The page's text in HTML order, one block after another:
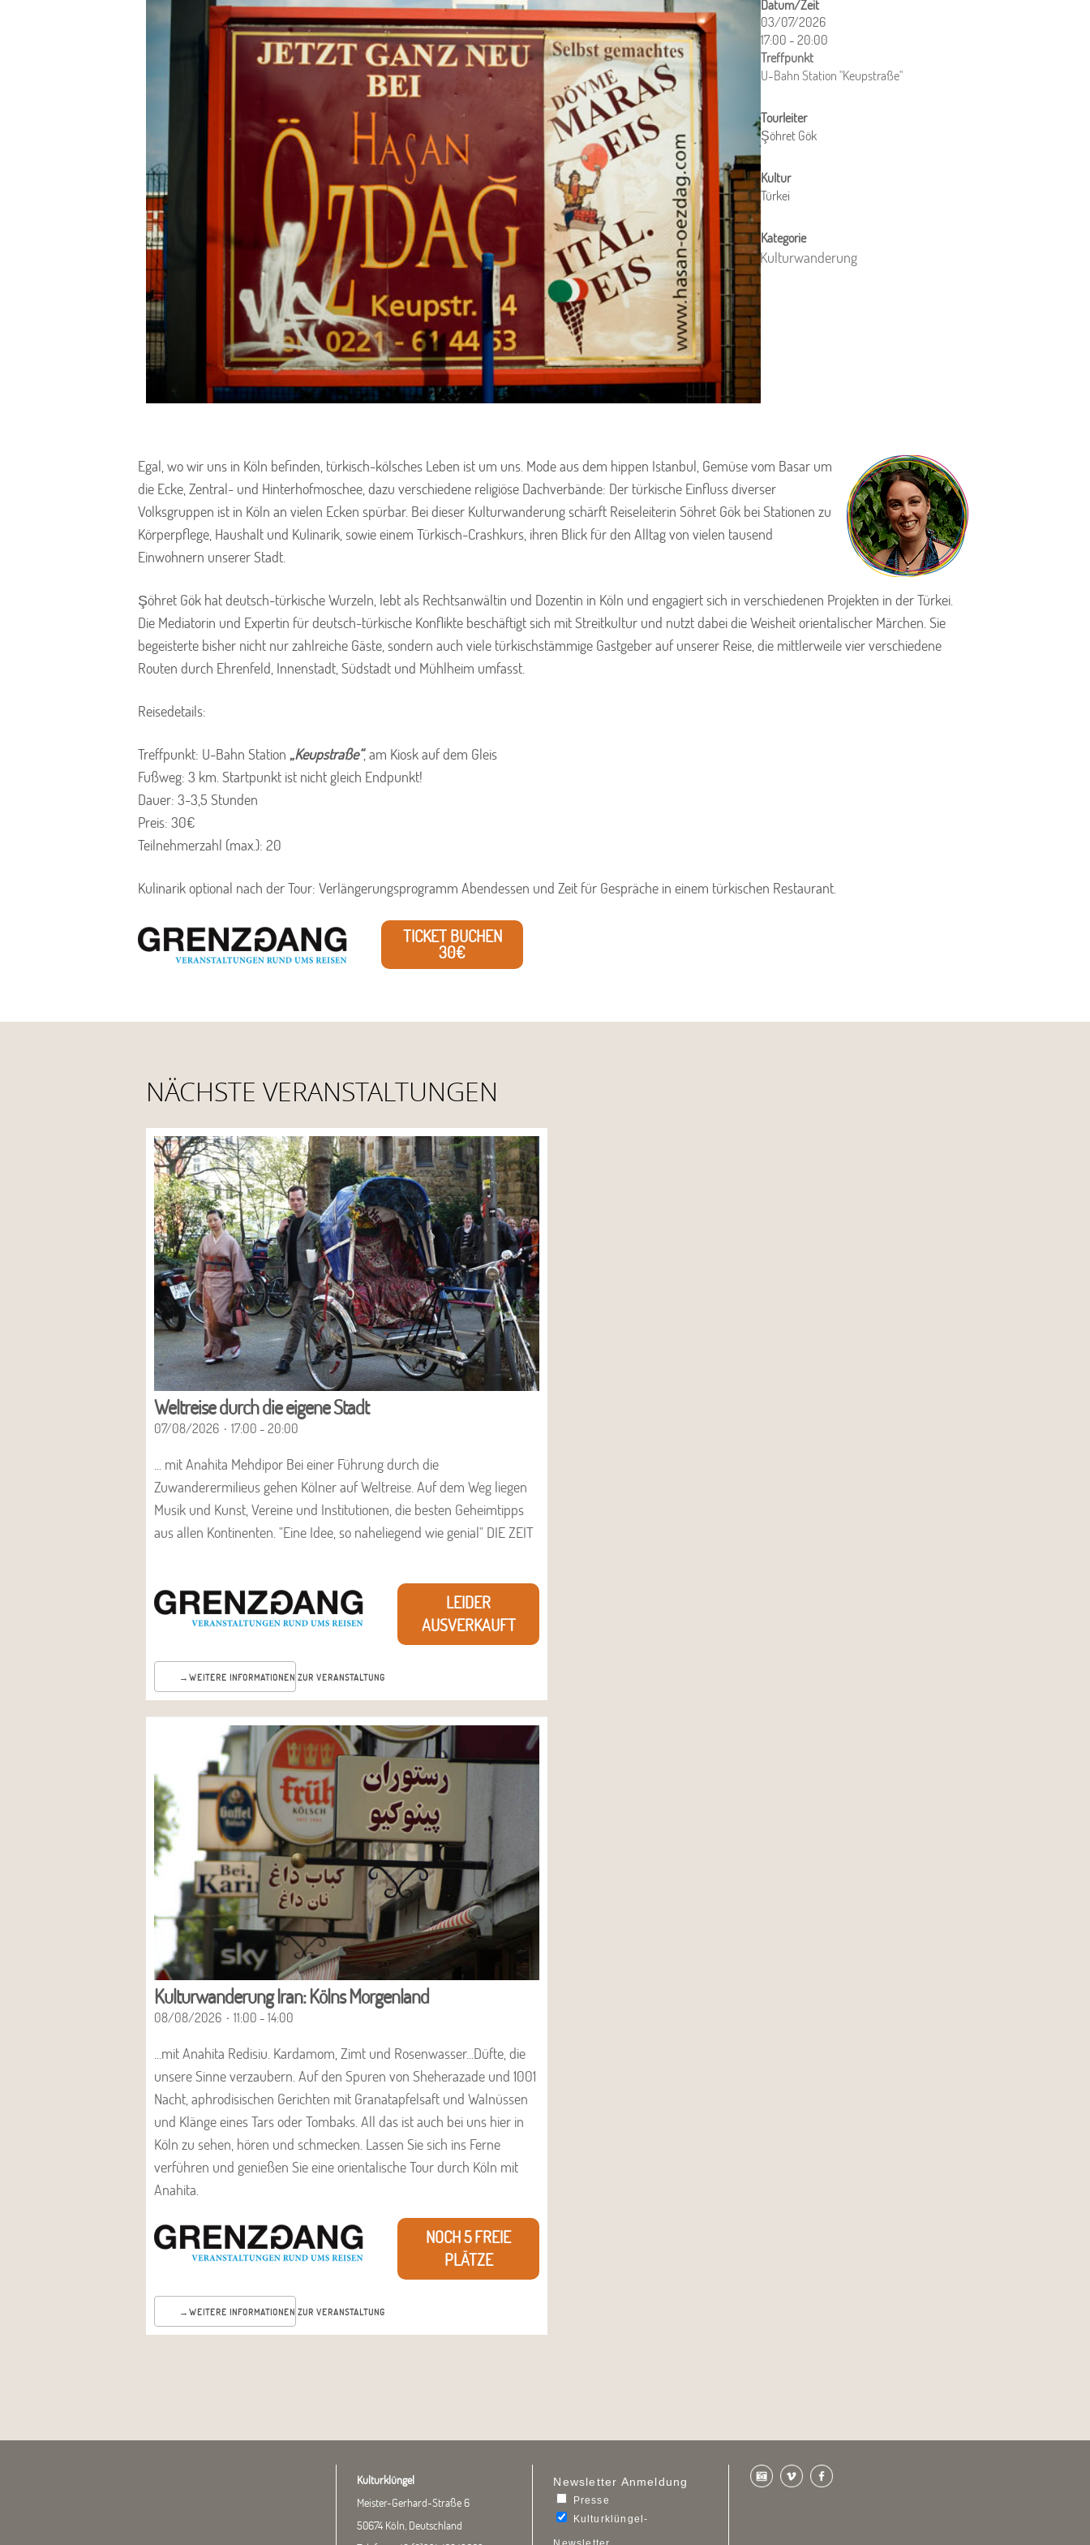
03/07/2026
17:00 - 20:00
ICS herunterladen
U-Bahn Station "Keupstraße"
Şöhret Gök
Türkei
Kulturwanderung
Egal, wo wir uns in Köln befinden, türkisch-kölsches Leben ist um uns. Mode aus dem hippen Istanbul, Gemüse vom Basar um
die Ecke, Zentral- und Hinterhofmoschee, dazu verschiedene religiöse Dachverbände: Der türkische Einfluss diverser
Volksgruppen ist in Köln an vielen Ecken spürbar. Bei dieser Kulturwanderung schärft Reiseleiterin Söhret Gök bei Stationen zu
Körperpflege, Haushalt und Kulinarik, sowie einem Türkisch-Crashkurs, ihren Blick für den Alltag von vielen tausend
Einwohnern unserer Stadt.
Şöhret Gök hat deutsch-türkische Wurzeln, lebt als Rechtsanwältin und Dozentin in Köln und engagiert sich in verschiedenen Projekten in der Türkei.
Die Mediatorin und Expertin für deutsch-türkische Konflikte beschäftigt sich mit Streitkultur und nutzt dabei die Weisheit orientalischer Märchen. Sie
begeisterte bisher nicht nur zahlreiche Gäste, sondern auch viele türkischstämmige Gastgeber auf unserer Reise, die mittlerweile vier verschiedene
Routen durch Ehrenfeld, Innenstadt, Südstadt und Mühlheim umfasst.
Reisedetails:
Treffpunkt: U-Bahn Station „Keupstraße“, am Kiosk auf dem Gleis
Fußweg: 3 km. Startpunkt ist nicht gleich Endpunkt!
Dauer: 3-3,5 Stunden
Preis: 30€
Teilnehmerzahl (max.): 20
Kulinarik optional nach der Tour: Verlängerungsprogramm Abendessen und Zeit für Gespräche in einem türkischen Restaurant.
TICKET BUCHEN
30€
NÄCHSTE VERANSTALTUNGEN
Weltreise durch die eigene Stadt
07/08/2026 17:00 - 20:00
... mit Anahita Mehdipor Bei einer Führung durch die
Zuwanderermilieus gehen Kölner auf Weltreise. Auf dem Weg liegen
Musik und Kunst, Vereine und Institutionen, die besten Geheimtipps
aus allen Kontinenten. "Eine Idee, so naheliegend wie genial" DIE ZEIT
LEIDER
AUSVERKAUFT
WEITERE INFORMATIONEN
Kulturwanderung Iran: Kölns Morgenland
08/08/2026 11:00 - 14:00
...mit Anahita Redisiu. Kardamom, Zimt und Rosenwasser...Düfte, die
unsere Sinne verzaubern. Auf den Spuren von Sheherazade und 1001
Nacht, aphrodisischen Gerichten mit Granatapfelsaft und Walnüssen
und Klänge eines Tars oder Tombaks. All das ist auch bei uns hier in
Köln zu sehen, hören und schmecken. Lassen Sie sich ins Ferne
verführen und genießen Sie eine orientalische Tour durch Köln mit
Anahita.
NOCH 5 FREIE
PLÄTZE
WEITERE INFORMATIONEN
Kulturklüngel
Meister-Gerhard-Straße 6
50674 Köln, Deutschland
Newsletter Anmeldung
Presse
Kulturklüngel-